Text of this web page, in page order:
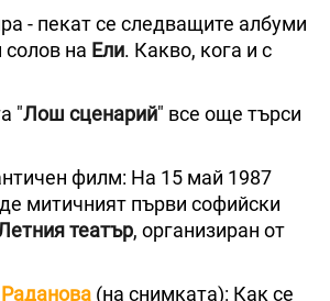
- пекат се следващите албуми
солов на Ели. Какво, кога и с
"Лош сценарий" все още търси
филм: На 15 май 1987
митичният първи софийски
театър, организиран от
(на снимката): Как се